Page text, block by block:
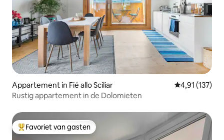
Appartement in Fié allo Sciliar Gemiddelde
4,91 (137)
Rustig appartement in de Dolomieten
Topfavoriet van gasten
Favoriet van gasten